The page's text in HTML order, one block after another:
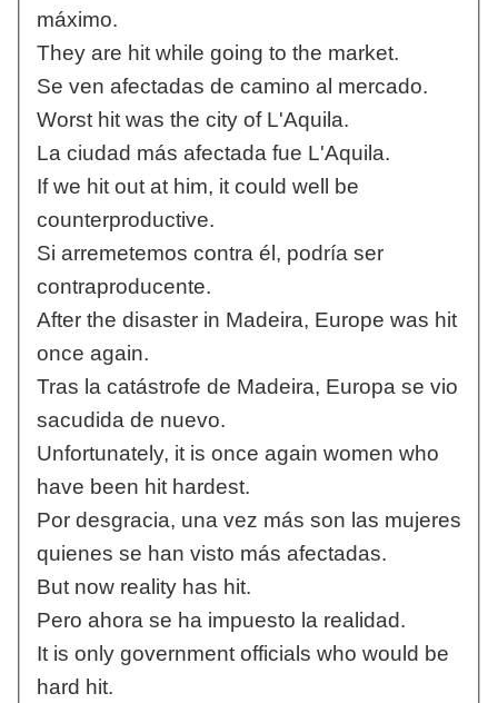
máximo.
They are hit while going to the market.
Se ven afectadas de camino al mercado.
Worst hit was the city of L'Aquila.
La ciudad más afectada fue L'Aquila.
If we hit out at him, it could well be
counterproductive.
Si arremetemos contra él, podría ser
contraproducente.
After the disaster in Madeira, Europe was hit
once again.
Tras la catástrofe de Madeira, Europa se vio
sacudida de nuevo.
Unfortunately, it is once again women who
have been hit hardest.
Por desgracia, una vez más son las mujeres
quienes se han visto más afectadas.
But now reality has hit.
Pero ahora se ha impuesto la realidad.
It is only government officials who would be
hard hit.